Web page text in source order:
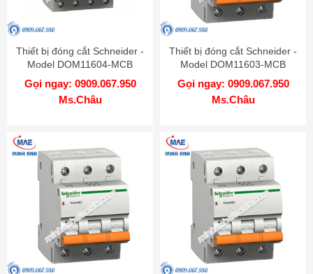
Thiết bị đóng cắt Schneider -
Model DOM11604-MCB
Gọi ngay: 0909.067.950
Ms.Châu
Thiết bị đóng cắt Schneider -
Model DOM11603-MCB
Gọi ngay: 0909.067.950
Ms.Châu